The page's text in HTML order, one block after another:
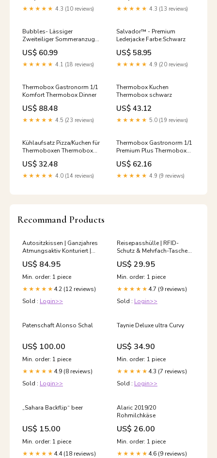
★★★★★ 4.3 (10 reviews) ★★★★★ 4.3 (13 reviews)
Bubbles- Lässiger
Zweiteiliger Sommeranzug
Damen orthopädische
schnürschuhe damen
US$ 60.99
★★★★★ 4.1 (18 reviews)
Salvador™ - Premium
Lederjacke Farbe:Schwarz
US$ 58.95
★★★★★ 4.9 (20 reviews)
Thermobox Gastronorm 1/1
Komfort Thermobox Dinner
US$ 88.48
★★★★★ 4.5 (23 reviews)
Thermobox Kuchen
Thermobox schwarz
US$ 43.12
★★★★★ 5.0 (19 reviews)
Kühlaufsatz Pizza/Kuchen für
Thermoboxen Thermobox
professionell
US$ 32.48
★★★★★ 4.0 (14 reviews)
Thermobox Gastronorm 1/1
Premium Plus Thermobox
Deckel schwarz
US$ 62.16
★★★★★ 4.9 (9 reviews)
Recommand Products
Autositzkissen | Ganzjahres
Atmungsaktiv Konturiert |
Polyesterbezug & Universale
Passform DIY
US$ 84.95
Min. order: 1 piece
★★★★★ 4.2 (12 reviews)
Sold : Login>>
Reisepasshülle | RFID-
Schutz & Mehrfach-Taschen
Organizer | Nylon
2841295937
US$ 29.95
Min. order: 1 piece
★★★★★ 4.7 (9 reviews)
Sold : Login>>
Patenschaft Alonso Schal
US$ 100.00
Min. order: 1 piece
★★★★★ 4.9 (8 reviews)
Sold : Login>>
Taynie Deluxe ultra Curvy
US$ 34.90
Min. order: 1 piece
★★★★★ 4.3 (7 reviews)
Sold : Login>>
„Sahara Backflip“ beer
US$ 15.00
Min. order: 1 piece
★★★★★ 4.4 (18 reviews)
Alaric 2019/20
Rohmilchkäse
US$ 26.00
Min. order: 1 piece
★★★★★ 4.6 (9 reviews)